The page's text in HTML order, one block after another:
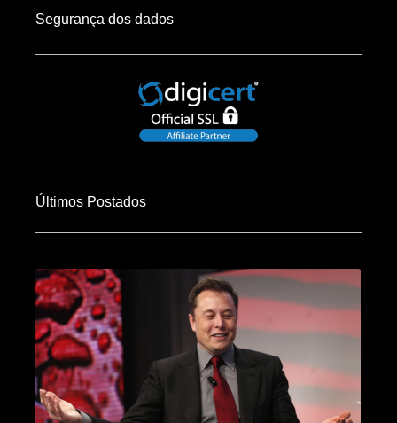
Segurança dos dados
Últimos Postados